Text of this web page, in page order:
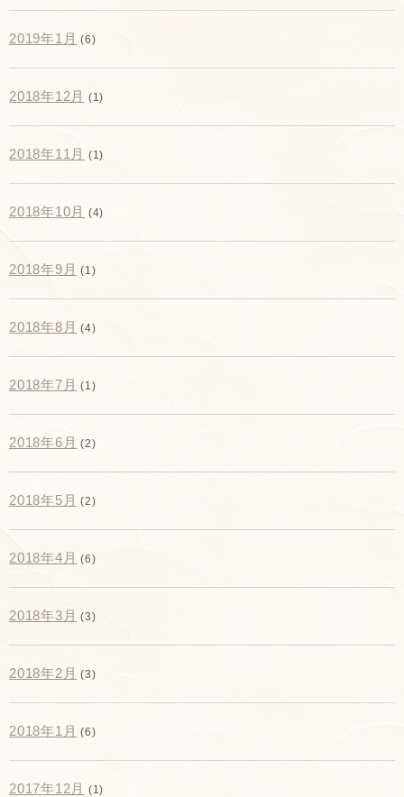
2019年1月 (6)
2018年12月 (1)
2018年11月 (1)
2018年10月 (4)
2018年9月 (1)
2018年8月 (4)
2018年7月 (1)
2018年6月 (2)
2018年5月 (2)
2018年4月 (6)
2018年3月 (3)
2018年2月 (3)
2018年1月 (6)
2017年12月 (1)